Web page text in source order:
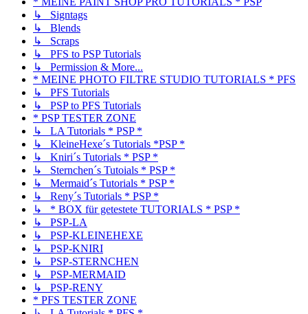
↳ Signtags
↳ Blends
↳ Scraps
↳ PFS to PSP Tutorials
↳ Permission & More...
* MEINE PHOTO FILTRE STUDIO TUTORIALS * PFS
↳ PFS Tutorials
↳ PSP to PFS Tutorials
* PSP TESTER ZONE
↳ LA Tutorials * PSP *
↳ KleineHexe´s Tutorials *PSP *
↳ Kniri´s Tutorials * PSP *
↳ Sternchen´s Tutoials * PSP *
↳ Mermaid´s Tutorials * PSP *
↳ Reny´s Tutorials * PSP *
↳ * BOX für getestete TUTORIALS * PSP *
↳ PSP-LA
↳ PSP-KLEINEHEXE
↳ PSP-KNIRI
↳ PSP-STERNCHEN
↳ PSP-MERMAID
↳ PSP-RENY
* PFS TESTER ZONE